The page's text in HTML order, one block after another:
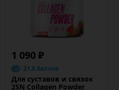
1 090 ₽
21.8 баллов
Для суставов и связок
2SN Collagen Powder